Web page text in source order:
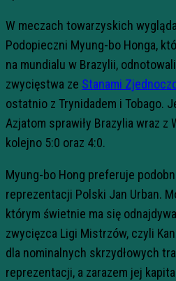
W meczach towarzyskich
Podopieczni Myung-bo Honga,
na mundialu w Brazylii,
zwycięstwa ze Stanami
ostatnio z Trynidadem i Tobago.
Azjatom sprawiły Brazylia wraz z
kolejno 5:0 oraz 4:0.
Myung-bo Hong preferuje
reprezentacji Polski Jan Urban.
którym świetnie ma się
zwycięzca Ligi Mistrzów, czyli
dla nominalnych skrzydłowych
reprezentacji, a zarazem jej